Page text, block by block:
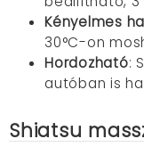
Kényelmes
30°C-on
Hordozható:
autóban is
Shiatsu